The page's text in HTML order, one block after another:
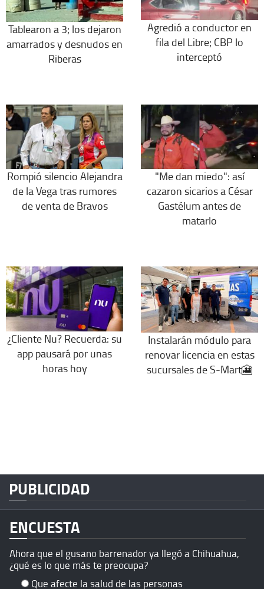
Tablearon a 3; los dejaron
amarrados y desnudos en
Riberas
Agredió a conductor en
fila del Libre; CBP lo
interceptó
Rompió silencio Alejandra
de la Vega tras rumores
de venta de Bravos
"Me dan miedo": así
cazaron sicarios a César
Gastélum antes de
matarlo
¿Cliente Nu? Recuerda: su
app pausará por unas
horas hoy
Instalarán módulo para
renovar licencia en estas
sucursales de S-Mart🎦
PUBLICIDAD
ENCUESTA
Ahora que el gusano barrenador ya llegó a Chihuahua,
¿qué es lo que más te preocupa?
Que afecte la salud de las personas